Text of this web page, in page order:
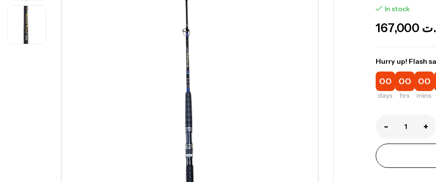
In stock
167,000
Hurry up! Flash
00
days
00
hrs
00
mins
- +
Canne Jigging
1.83m 120/